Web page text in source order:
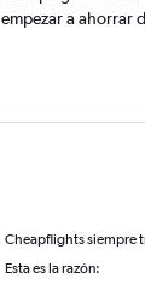
empezar a ahorrar
Cheapflights siempre
Esta es la razón: